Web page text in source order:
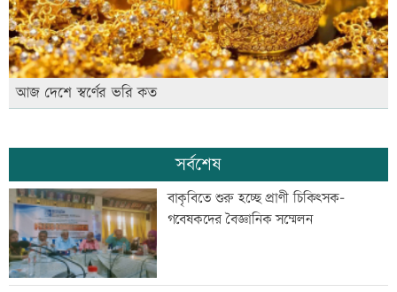
আজ দেশে স্বর্ণের ভরি কত
সর্বশেষ
বাকৃবিতে শুরু হচ্ছে প্রাণী চিকিৎসক-
গবেষকদের বৈজ্ঞানিক সম্মেলন